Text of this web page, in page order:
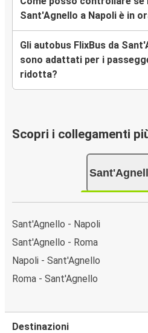
Sant'Agnello a Napoli è in
Gli autobus FlixBus da
sono adattati per i
ridotta?
Scopri i collegamenti
Sant'Agnello - Napoli
Sant'Agnello - Roma
Napoli - Sant'Agnello
Roma - Sant'Agnello
Destinazioni